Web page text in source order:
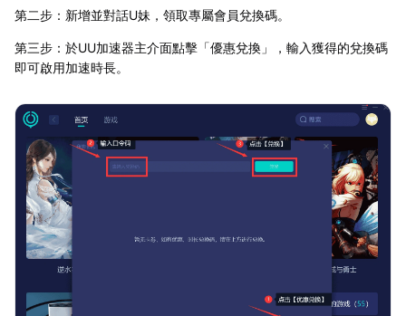
第二步：新增並對話U妹，領取專屬會員兌換碼。
第三步：於UU加速器主介面點擊「優惠兌換」，輸入獲得的兌換碼
即可啟用加速時長。